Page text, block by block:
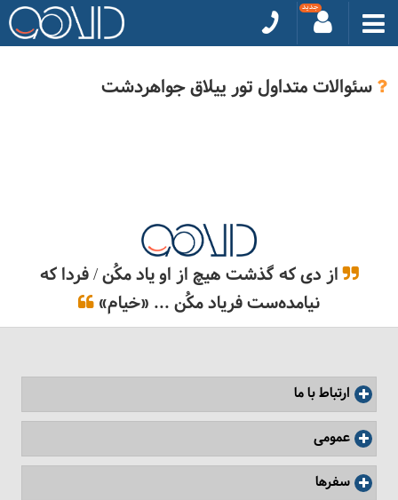
سئوالات متداول تور ییلاق جواهردشت
از دی که گذشت هیچ از او یاد مکُن / فردا که
نیامده‌ست فریاد مکُن ... «خیام»
ارتباط با ما
عمومی
سفرها